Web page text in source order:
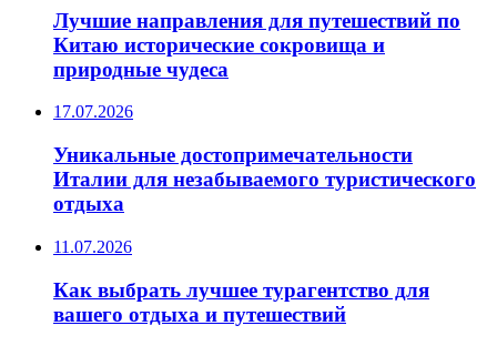
Лучшие направления для путешествий по
Китаю исторические сокровища и
природные чудеса
17.07.2026
Уникальные достопримечательности
Италии для незабываемого туристического
отдыха
11.07.2026
Как выбрать лучшее турагентство для
вашего отдыха и путешествий